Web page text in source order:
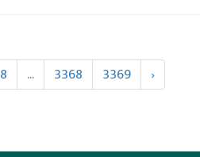
8 ... 3368 3369 ›